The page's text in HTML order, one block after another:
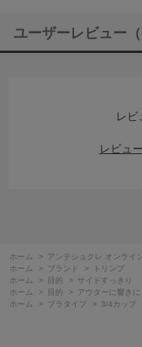
ユーザーレビュー
レビ
レビュ
ホーム > アンテシュクレ オンライ
ホーム
> ブランド >
トリンプ
ホーム
> 目的 >
サイドすっきり
ホーム
> 目的 >
アウターに響きに
ホーム
> ブラタイプ > 3/4カップ